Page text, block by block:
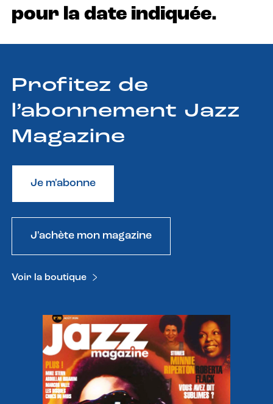
pour la date indiquée.
Profitez de
l’abonnement Jazz
Magazine
Je m'abonne
J'achète mon magazine
Voir la boutique